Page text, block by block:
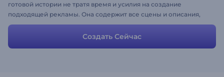
готовой истории не тратя время и усилия на создание
подходящей рекламы. Она содержит все сцены и описания,
которые могут потребоваться для создания интересного
промо ролика. Сцены настраиваются позволяя добавлять свои
медиа и вносить изменения, давая возможность отразить в
Создать Сейчас